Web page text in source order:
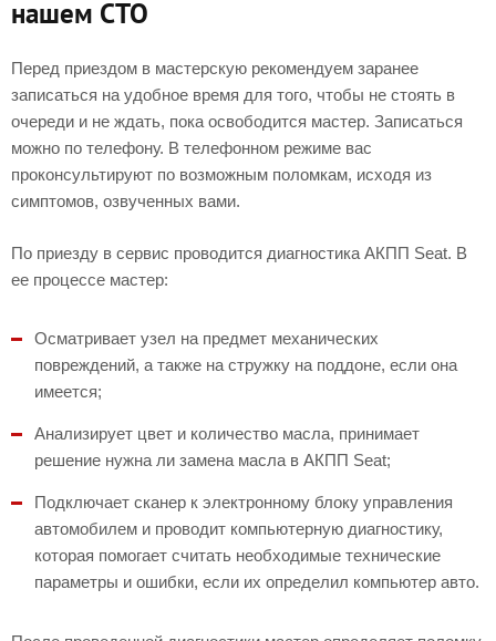
нашем СТО
Перед приездом в мастерскую рекомендуем заранее
записаться на удобное время для того, чтобы не стоять в
очереди и не ждать, пока освободится мастер. Записаться
можно по телефону. В телефонном режиме вас
проконсультируют по возможным поломкам, исходя из
симптомов, озвученных вами.
По приезду в сервис проводится диагностика АКПП Seat. В
ее процессе мастер:
Осматривает узел на предмет механических
повреждений, а также на стружку на поддоне, если она
имеется;
Анализирует цвет и количество масла, принимает
решение нужна ли замена масла в АКПП Seat;
Подключает сканер к электронному блоку управления
автомобилем и проводит компьютерную диагностику,
которая помогает считать необходимые технические
параметры и ошибки, если их определил компьютер авто.